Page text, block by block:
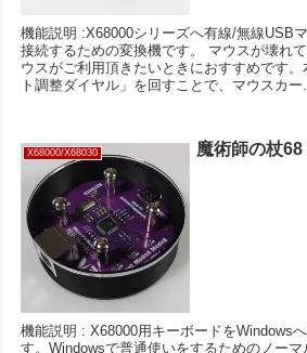
機能説明 :X68000シリーズへ有線/無線USB
接続するための変換機です。 マウスが壊れ
ウスがご利用頂きたいときにおすすめです
ト調整ダイヤル」を回すことで、マウスカー...
X68000/X68030 魔術師の杖68
機能説明 : X68000用キーボードをWindows
す。Windowsで普通使いをするためのノーマ